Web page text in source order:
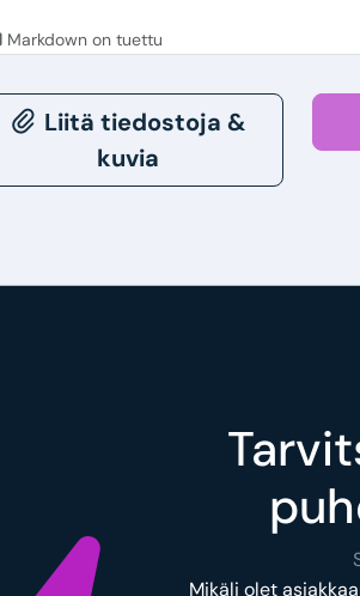
Markdown on tuettu
Liitä tiedostoja &
kuvia
Mikäli olet